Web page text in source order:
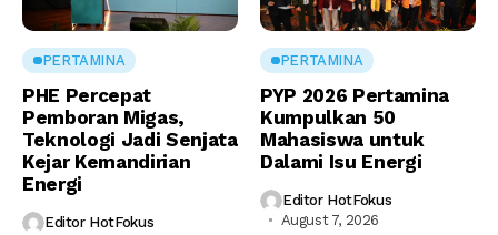
PERTAMINA
PHE Percepat
Pemboran Migas,
Teknologi Jadi Senjata
Kejar Kemandirian
Energi
Editor HotFokus
PERTAMINA
PYP 2026 Pertamina
Kumpulkan 50
Mahasiswa untuk
Dalami Isu Energi
Editor HotFokus
August 7, 2026